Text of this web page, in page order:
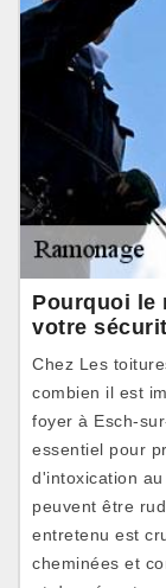
Pourquoi le
votre
Chez Les
combien il est
foyer à Esch-
essentiel pour
d'intoxication
peuvent être
entretenu est
cheminées et